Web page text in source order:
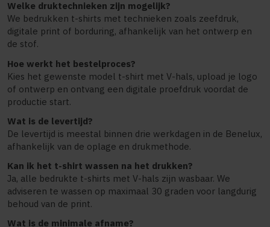
Welke druktechnieken zijn mogelijk?
We bedrukken t-shirts met technieken zoals zeefdruk,
digitale print of borduring, afhankelijk van het ontwerp en
de stof.
Hoe werkt het bestelproces?
Kies het gewenste model t-shirt met V-hals, upload je logo
of ontwerp en ontvang een digitale proefdruk voordat de
productie start.
Wat is de levertijd?
De levertijd is meestal binnen drie werkdagen in de Benelux,
afhankelijk van de oplage en drukmethode.
Kan ik het t-shirt wassen na het drukken?
Ja, alle bedrukte t-shirts met V-hals zijn wasbaar. We
adviseren te wassen op maximaal 30 graden voor langdurig
behoud van de print.
Wat is de minimale afname?